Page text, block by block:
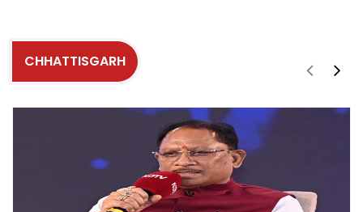
CHHATTISGARH